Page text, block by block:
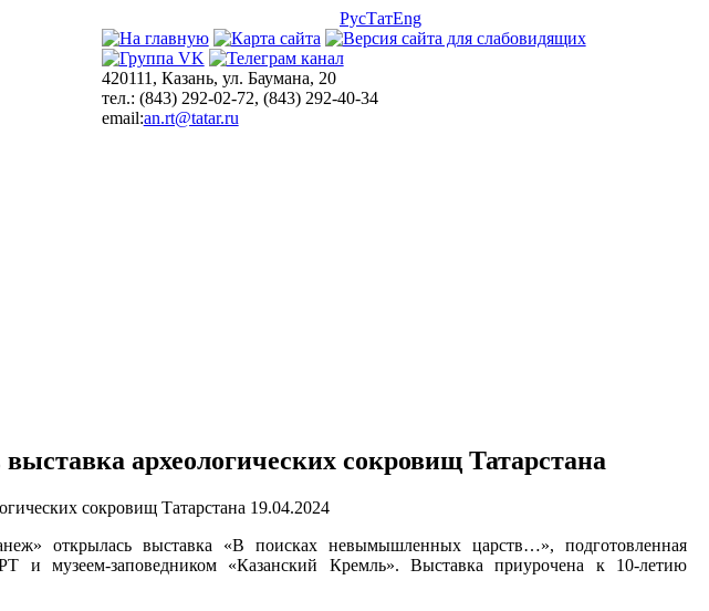
РусТатEng
420111, Казань, ул. Баумана, 20
тел.: (843) 292-02-72, (843) 292-40-34
email:an.rt@tatar.ru
археологических сокровищ Татарстана
19.04.2024
открылась выставка «В поисках невымышленных царств…», подготовленная
и музеем-заповедником «Казанский Кремль». Выставка приурочена к 10-летию